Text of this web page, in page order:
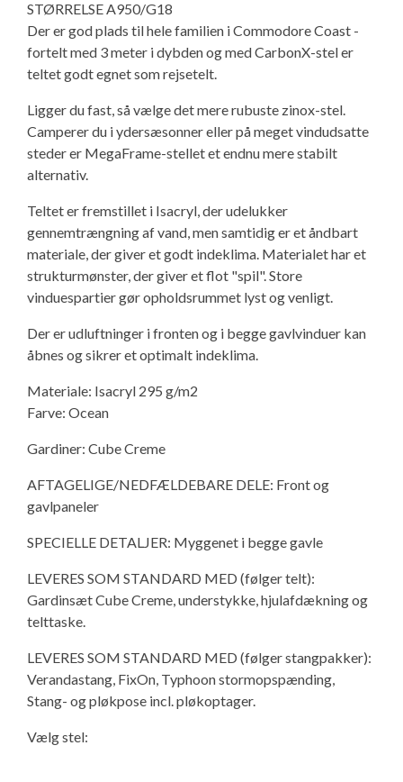
Isabella Opstillingsvejledninger
GPDR - Optagelse af foto og video
STØRRELSE A950/G18
Der er god plads til hele familien i Commodore Coast -
fortelt med 3 meter i dybden og med CarbonX-stel er
teltet godt egnet som rejsetelt.
Ligger du fast, så vælge det mere rubuste zinox-stel.
Camperer du i ydersæsonner eller på meget vindudsatte
steder er MegaFrame-stellet et endnu mere stabilt
alternativ.
Teltet er fremstillet i Isacryl, der udelukker
gennemtrængning af vand, men samtidig er et åndbart
materiale, der giver et godt indeklima. Materialet har et
strukturmønster, der giver et flot "spil". Store
vinduespartier gør opholdsrummet lyst og venligt.
Der er udluftninger i fronten og i begge gavlvinduer kan
åbnes og sikrer et optimalt indeklima.
Materiale: Isacryl 295 g/m2
Farve: Ocean
Gardiner: Cube Creme
AFTAGELIGE/NEDFÆLDEBARE DELE: Front og
gavlpaneler
SPECIELLE DETALJER: Myggenet i begge gavle
LEVERES SOM STANDARD MED (følger telt):
Gardinsæt Cube Creme, understykke, hjulafdækning og
telttaske.
LEVERES SOM STANDARD MED (følger stangpakker):
Verandastang, FixOn, Typhoon stormopspænding,
Stang- og pløkpose incl. pløkoptager.
Vælg stel: